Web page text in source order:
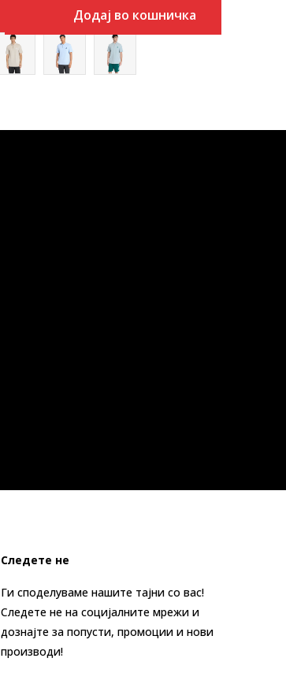
Додај во кошничка
Следете не
Ги споделуваме нашите тајни со вас!
Следете не на социјалните мрежи и
дознајте за попусти, промоции и нови
производи!